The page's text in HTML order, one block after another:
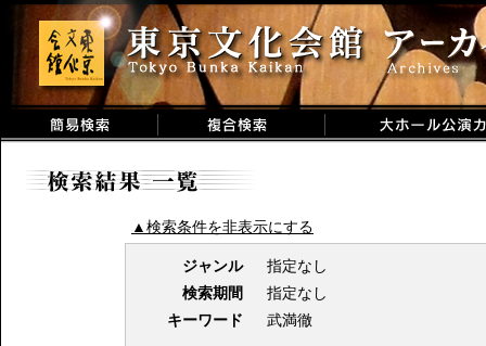
▲検索条件を非表示にする
ジャンル
指定なし
検索期間
指定なし
キーワード
武満徹